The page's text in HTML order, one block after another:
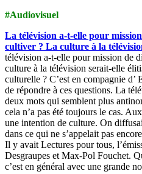
#Audiovisuel
La télévision a-t-elle pour
cultiver ? La culture à la
télévision a-t-elle pour mission de
culture à la télévision serait-elle
culturelle ? C’est en compagnie
de répondre à ces questions. La
deux mots qui semblent plus
cela n’a pas été toujours le cas.
une intention de culture. On
dans ce qui ne s’appelait pas
Il y avait Lectures pour tous,
Desgraupes et Max-Pol Fouchet.
c’est en général avec une grande